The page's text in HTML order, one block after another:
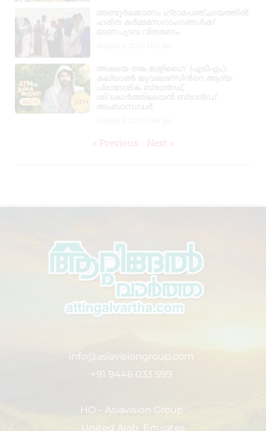
അണ്ടൂർക്കോണം ഗ്രാമപഞ്ചായത്തിൽ
ഹരിത കർമ്മസേനാംഗങ്ങൾക്ക്
ഓണപുടവ വിതരണം
അക്ഷയ തങ്ക മാളിഗൈ’ (എടിഎം):
കല്യാണ്‍ ജുവലേഴ്‌സിന്‍റെ ആദ്യ
പ്രാദേശിക ബ്രാന്‍ഡ്,
ശിവകാര്‍ത്തികേയന്‍ ബ്രാന്‍ഡ്
അംബാസഡര്‍
« Previous Next »
info@asiavisiongroup.com
+91 9446 033 599
HO – Asiavision Group
United Arab Emirates